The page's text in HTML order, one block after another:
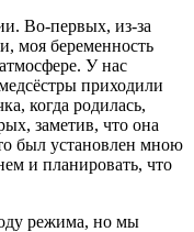
Во-первых, из-за
моя беременность
У нас
приходили
когда родилась,
заметив, что она
был установлен мною
и планировать, что
режима, но мы